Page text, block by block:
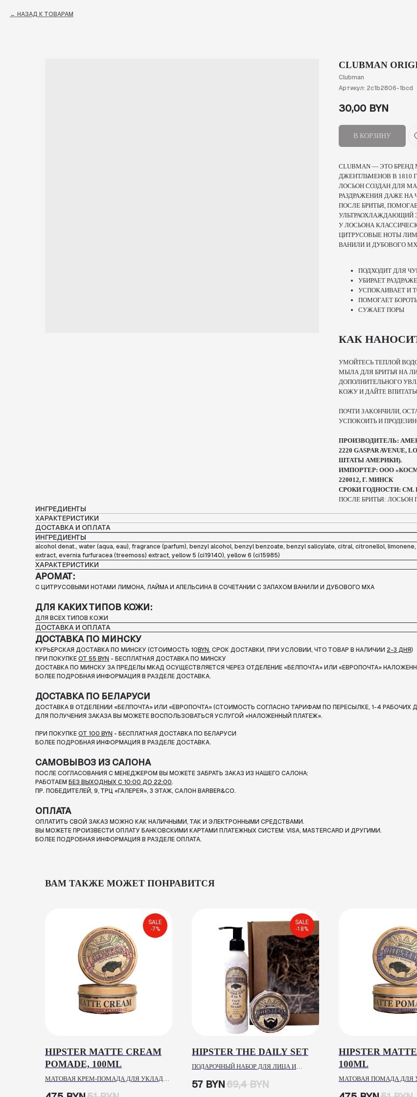
НАЗАД К ТОВАРАМ
CLUBMAN
Clubman
Артикул: 2c1b2806-1bcd
30,00 BYN
В КОРЗИНУ
CLUBMAN — ЭТО
ДЖЕНТЛЬМЕНОВ В 1810
ЛОСЬОН СОЗДАН ДЛЯ
РАЗДРАЖЕНИЯ ДАЖЕ НА
ПОСЛЕ БРИТЬЯ,
УЛЬТРАОХЛАЖДАЮЩИЙ
У ЛОСЬОНА
ЦИТРУСОВЫЕ НОТЫ
ВАНИЛИ И ДУБОВОГО
ПОДХОДИТ ДЛЯ
УБИРАЕТ
УСПОКАИВАЕТ И
ПОМОГАЕТ
СУЖАЕТ ПОРЫ
КАК
УМОЙТЕСЬ ТЕПЛОЙ
МЫЛА ДЛЯ БРИТЬЯ НА
ДОПОЛНИТЕЛЬНОГО
КОЖУ И ДАЙТЕ
ПОЧТИ ЗАКОНЧИЛИ,
УСПОКОИТЬ И
ПРОИЗВОДИТЕЛЬ:
2220 GASPAR AVENUE,
ШТАТЫ АМЕРИКИ).
ИМПОРТЕР: ООО
220012, Г. МИНСК
СРОКИ ГОДНОСТИ: СМ.
ПОСЛЕ БРИТЬЯ: ЛОСЬОН
ИНГРЕДИЕНТЫ
ХАРАКТЕРИСТИКИ
ДОСТАВКА И ОПЛАТА
ИНГРЕДИЕНТЫ
alcohol denat., water (aqua, eau), fragrance (parfum), benzyl alcohol, benzyl benzoate, benzyl salicylate, citral, citronellol,
extract, evernia furfuracea (treemoss) extract, yellow 5 (ci19140), yellow 6 (ci15985)
ХАРАКТЕРИСТИКИ
АРОМАТ:
С ЦИТРУСОВЫМИ НОТАМИ ЛИМОНА, ЛАЙМА И АПЕЛЬСИНА В СОЧЕТАНИИ С ЗАПАХОМ ВАНИЛИ И ДУБОВОГО МХА
ДЛЯ КАКИХ ТИПОВ КОЖИ:
ДЛЯ ВСЕХ ТИПОВ КОЖИ
ДОСТАВКА И ОПЛАТА
ДОСТАВКА ПО МИНСКУ
КУРЬЕРСКАЯ ДОСТАВКА ПО МИНСКУ (СТОИМОСТЬ 10BYN, СРОК ДОСТАВКИ, ПРИ УСЛОВИИ, ЧТО ТОВАР В НАЛИЧИИ 2-3 ДНЯ)
ПРИ ПОКУПКЕОТ 55 BYN - БЕСПЛАТНАЯ ДОСТАВКА ПО МИНСКУ
ДОСТАВКА ПО МИНСКУ ЗА ПРЕДЕЛЫ МКАД ОСУЩЕСТВЛЯЕТСЯ ЧЕРЕЗ ОТДЕЛЕНИЕ «БЕЛПОЧТА»ИЛИ «ЕВРОПОЧТА»
БОЛЕЕ ПОДРОБНАЯ ИНФОРМАЦИЯ В РАЗДЕЛЕ ДОСТАВКА.
ДОСТАВКА ПО БЕЛАРУСИ
ДОСТАВКА В ОТДЕЛЕНИИ «БЕЛПОЧТА» ИЛИ «ЕВРОПОЧТА» (СТОИМОСТЬ СОГЛАСНО ТАРИФАМ ПО ПЕРЕСЫЛКЕ, 1-4 РАБОЧИХ
ДЛЯ ПОЛУЧЕНИЯ ЗАКАЗА ВЫ МОЖЕТЕ ВОСПОЛЬЗОВАТЬСЯ УСЛУГОЙ «НАЛОЖЕННЫЙ ПЛАТЕЖ».
ПРИ ПОКУПКЕОТ 100 BYN - БЕСПЛАТНАЯ ДОСТАВКА ПО БЕЛАРУСИ
БОЛЕЕ ПОДРОБНАЯ ИНФОРМАЦИЯ В РАЗДЕЛЕ ДОСТАВКА.
САМОВЫВОЗ ИЗ САЛОНА
ПОСЛЕ СОГЛАСОВАНИЯ С МЕНЕДЖЕРОМ ВЫ МОЖЕТЕ ЗАБРАТЬ ЗАКАЗ ИЗ НАШЕГО САЛОНА:
РАБОТАЕМ БЕЗ ВЫХОДНЫХ С 10:00 ДО 22:00.
ПР. ПОБЕДИТЕЛЕЙ, 9, ТРЦ «ГАЛЕРЕЯ», 3 ЭТАЖ, САЛОН BARBER&CO.
ОПЛАТА
ОПЛАТИТЬ СВОЙ ЗАКАЗ МОЖНО КАК НАЛИЧНЫМИ, ТАК И ЭЛЕКТРОННЫМИ СРЕДСТВАМИ.
ВЫ МОЖЕТЕ ПРОИЗВЕСТИ ОПЛАТУ БАНКОВСКИМИ КАРТАМИ ПЛАТЕЖНЫХ СИСТЕМ: VISA, MASTERCARD И ДРУГИМИ.
БОЛЕЕ ПОДРОБНАЯ ИНФОРМАЦИЯ В РАЗДЕЛЕ ОПЛАТА.
ВАМ ТАКЖЕ МОЖЕТ ПОНРАВИТСЯ
SALE
-7%
HIPSTER MATTE CREAM
POMADE, 100ML
МАТОВАЯ КРЕМ-ПОМАДА ДЛЯ УКЛАДКИ
SALE
-18%
HIPSTER THE DAILY SET
ПОДАРОЧНЫЙ НАБОР ДЛЯ ЛИЦА И
57 BYN69,4 BYN
HIPSTER
100ML
МАТОВАЯ ПОМАДА ДЛЯ